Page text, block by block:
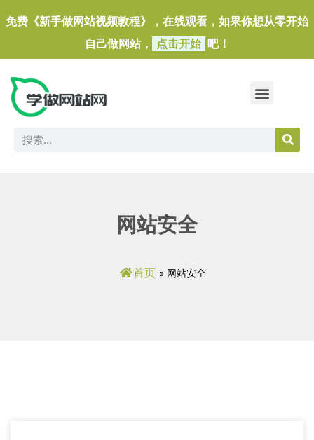
免费《新手做网站视频教程》，在线观看，如果你想从零开始
自己做网站，
点击开始 吧！
网站安全
首页 » 网站安全